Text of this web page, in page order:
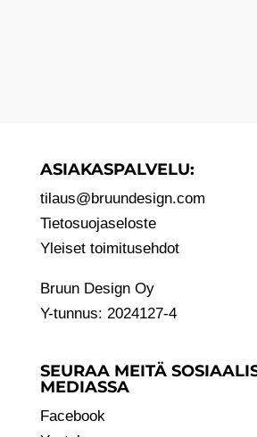
ASIAKASPALVELU:
tilaus@bruundesign.com
Tietosuojaseloste
Yleiset toimitusehdot
Bruun Design Oy
Y-tunnus: 2024127-4
SEURAA MEITÄ
MEDIASSA
Facebook